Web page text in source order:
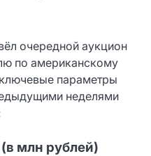
очередной аукцион
по американскому
параметры
неделями
млн рублей)